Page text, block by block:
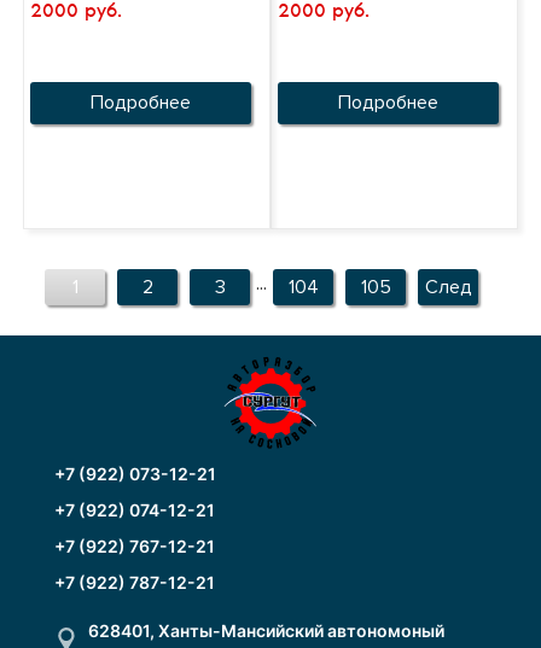
2000 руб.
Подробнее
2000 руб.
Подробнее
1 2 3 ... 104 105 След
+7 (922) 073-12-21
+7 (922) 074-12-21
+7 (922) 767-12-21
+7 (922) 787-12-21
628401, Ханты-Мансийский автономоный